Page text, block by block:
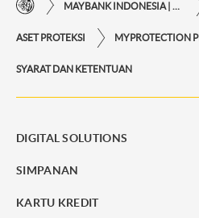
MAYBANK INDONESIA | KEMUDAHAN TRANSAKSI FINANSIAL DI UJUNG JARI ANDA
ASET PROTEKSI MYPROTECTION
SYARAT DAN KETENTUAN
DIGITAL SOLUTIONS
SIMPANAN
KARTU KREDIT